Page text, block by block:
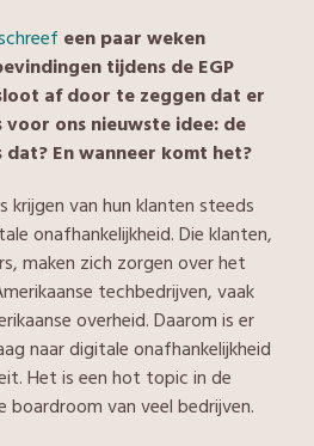
een paar weken
tijdens de EGP
af door te zeggen dat er
voor ons nieuwste idee: de
En wanneer komt het?
krijgen van hun klanten steeds
onafhankelijkheid. Die klanten,
maken zich zorgen over het
techbedrijven, vaak
overheid. Daarom is er
naar digitale onafhankelijkheid
Het is een hot topic in de
boardroom van veel bedrijven.